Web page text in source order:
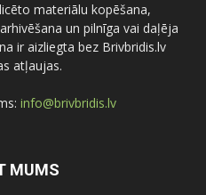
materiālu kopēšana,
un pilnīga vai daļēja
ir aizliegta bez Brivbridis.lv
atļaujas.
info@brivbridis.lv
MUMS